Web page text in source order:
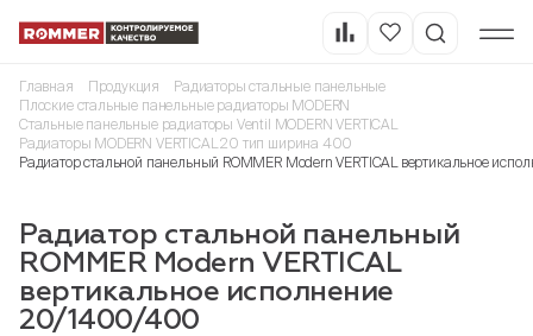
Главная Продукция
Радиаторы стальные панельные
Плоские стальные панельные радиаторы MODERN
Стальные панельные радиаторы Ventil MODERN VERTICAL
Радиаторы MODERN VERTICAL 20 тип ширина 400
Радиатор стальной панельный ROMMER Modern VERTICAL вертикальное
Радиатор стальной панельный
ROMMER Modern VERTICAL
вертикальное исполнение
20/1400/400